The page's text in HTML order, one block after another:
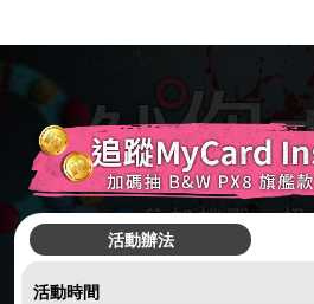
●
活動辦法
活動時間